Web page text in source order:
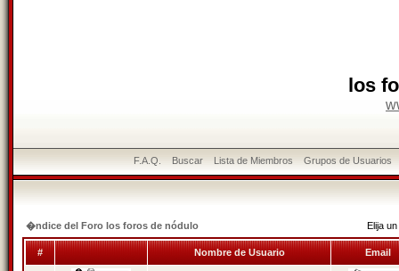
los
F.A.Q. Buscar Lista de Miembros Grupos de Usuarios
�ndice del Foro los foros de nódulo Elija
# Nombre de Usuario Email